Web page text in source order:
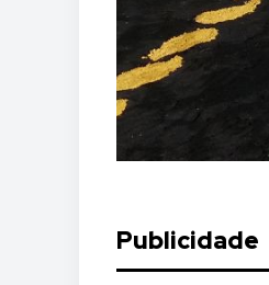
Publicidade